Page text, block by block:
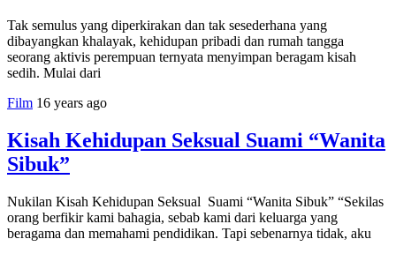
Tak semulus yang diperkirakan dan tak sesederhana yang
dibayangkan khalayak, kehidupan pribadi dan rumah tangga
seorang aktivis perempuan ternyata menyimpan beragam kisah
sedih. Mulai dari
Film 16 years ago
Kisah Kehidupan Seksual Suami “Wanita
Sibuk”
Nukilan Kisah Kehidupan Seksual Suami “Wanita Sibuk” “Sekilas
orang berfikir kami bahagia, sebab kami dari keluarga yang
beragama dan memahami pendidikan. Tapi sebenarnya tidak, aku